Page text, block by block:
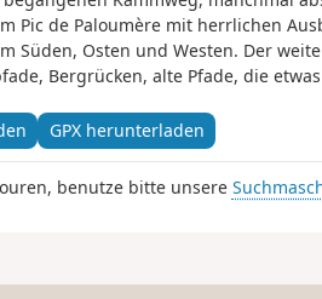
Pic de Paloumère mit herrlichen
Süden, Osten und Westen. Der
Bergrücken, alte Pfade, die
GPX herunterladen
benutze bitte unsere